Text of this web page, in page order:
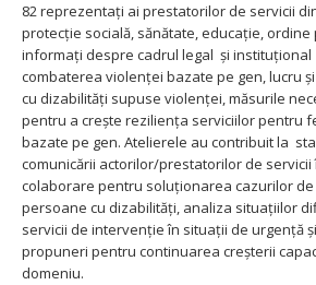
82 reprezentați ai prestatorilor de servicii
protecție socială, sănătate, educație, ordine
informați despre cadrul legal și
combaterea violenței bazate pe gen, lucru
cu dizabilități supuse violenței, măsurile
pentru a crește reziliența serviciilor pentru
bazate pe gen. Atelierele au contribuit la
comunicării actorilor/prestatorilor de
colaborare pentru soluționarea cazurilor
persoane cu dizabilități, analiza situațiilor
servicii de intervenție în situații de urgență
propuneri pentru continuarea creșterii
domeniu.